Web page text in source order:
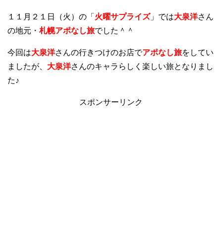
１１月２１日（火）の「 火曜サプライズ」では大泉洋さん
の地元・ 札幌アポなし旅でした＾＾
今回は大泉洋さんの行きつけのお店でアポなし旅をしてい
ましたが、 大泉洋さんのキャラらしく楽しい旅となりまし
た♪
スポンサーリンク